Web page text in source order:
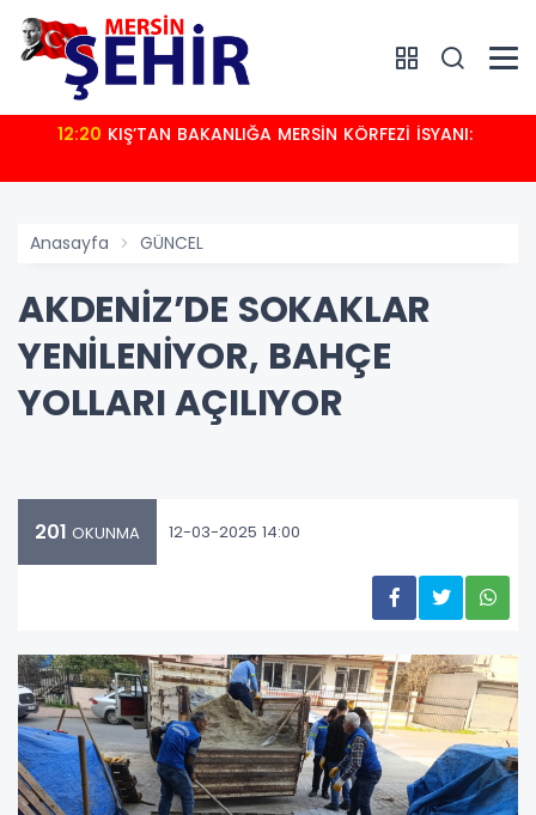
12:20 KIŞ’TAN BAKANLIĞA MERSİN KÖRFEZİ İSYANI:
Anasayfa GÜNCEL
AKDENİZ’DE SOKAKLAR
YENİLENİYOR, BAHÇE
YOLLARI AÇILIYOR
201 OKUNMA 12-03-2025 14:00